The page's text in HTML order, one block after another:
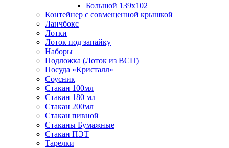
Большой 139х102
Контейнер с совмещенной крышкой
Ланчбокс
Лотки
Лоток под запайку
Наборы
Подложка (Лоток из ВСП)
Посуда «Кристалл»
Соусник
Стакан 100мл
Стакан 180 мл
Стакан 200мл
Стакан пивной
Стаканы Бумажные
Стакан ПЭТ
Тарелки